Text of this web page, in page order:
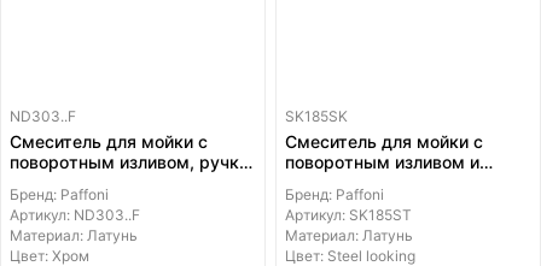
ND303..F
Смеситель для мойки с
поворотным изливом, ручка
Бренд: Paffoni
Артикул: ND303..F
Материал: Латунь
Цвет: Хром
SK185SK
Смеситель для мойки с
поворотным изливом и
скрытой установки на 1
режим из металла
Бренд: Paffoni
Артикул: SK185ST
Материал: Латунь
Цвет: Steel looking